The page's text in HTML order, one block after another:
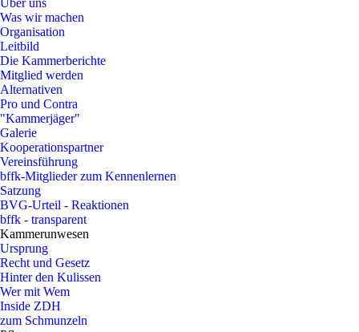
Was wir machen
Organisation
Leitbild
Die Kammerberichte
Mitglied werden
Alternativen
Pro und Contra
"Kammerjäger"
Galerie
Kooperationspartner
Vereinsführung
bffk-Mitglieder zum Kennenlernen
Satzung
BVG-Urteil - Reaktionen
bffk - transparent
Kammerunwesen
Ursprung
Recht und Gesetz
Hinter den Kulissen
Wer mit Wem
Inside ZDH
zum Schmunzeln